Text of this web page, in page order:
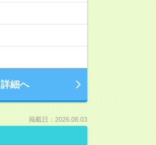
詳細へ
掲載日：2026.08.03